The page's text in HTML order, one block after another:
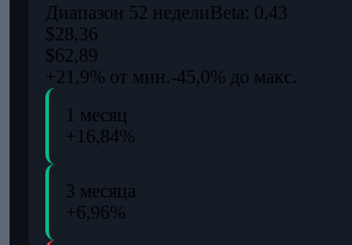
Диапазон 52 неделиBeta: 0,43
$28,36
$62,89
+21,9% от мин.-45,0% до макс.
1 месяц
+16,84%
3 месяца
+6,96%